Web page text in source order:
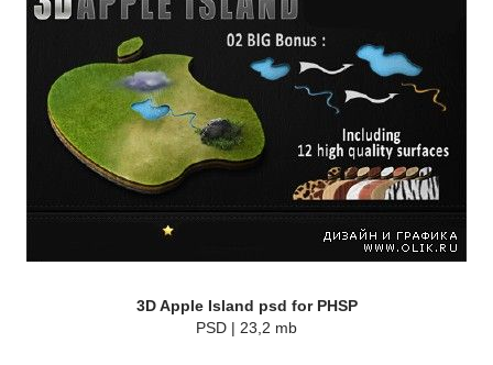
3D Apple Island psd for PHSP
PSD | 23,2 mb